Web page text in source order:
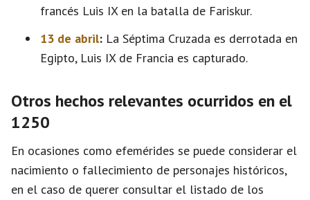
francés Luis IX en la batalla de Fariskur.
13 de abril: La Séptima Cruzada es derrotada en
Egipto, Luis IX de Francia es capturado.
Otros hechos relevantes ocurridos en el
1250
En ocasiones como efemérides se puede considerar el
nacimiento o fallecimiento de personajes históricos,
en el caso de querer consultar el listado de los